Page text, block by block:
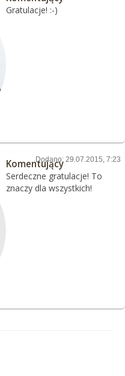
Gratulacje! :-)
Dodano: 29.07.2015, 7:23
Komentujący
Serdeczne gratulacje! To
znaczy dla wszystkich!